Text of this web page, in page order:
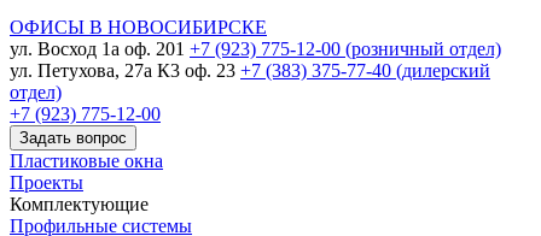
ОФИСЫ В НОВОСИБИРСКЕ
ул. Восход 1а оф. 201 +7 (923) 775-12-00 (розничный отдел)
ул. Петухова, 27а К3 оф. 23 +7 (383) 375-77-40 (дилерский
отдел)
+7 (923) 775-12-00
Задать вопрос
Пластиковые окна
Проекты
Комплектующие
Профильные системы